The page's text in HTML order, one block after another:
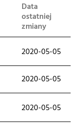
Data
ostatniej
zmiany
2020-05-05
2020-05-05
2020-05-05